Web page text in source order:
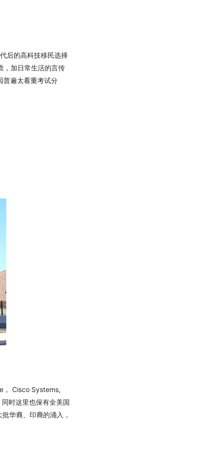
后的高科技移民选择
，加日常生活的言传
普遍太看重考试分
， Cisco Systems,
时这里也保有全美国
华裔、印裔的涌入，